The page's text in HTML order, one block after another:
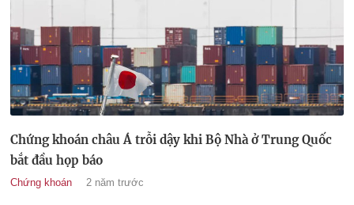
Chứng khoán châu Á trỗi dậy khi Bộ Nhà ở Trung Quốc
bắt đầu họp báo
Chứng khoán 2 năm trước